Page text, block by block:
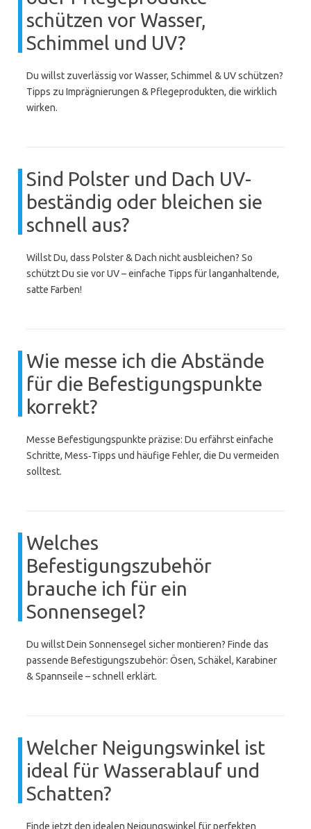
schützen vor Wasser,
Schimmel und UV?
Du willst zuverlässig vor Wasser, Schimmel & UV schützen?
Tipps zu Imprägnierungen & Pflegeprodukten, die wirklich
wirken.
Sind Polster und Dach UV-
beständig oder bleichen sie
schnell aus?
Willst Du, dass Polster & Dach nicht ausbleichen? So
schützt Du sie vor UV – einfache Tipps für langanhaltende,
satte Farben!
Wie messe ich die Abstände
für die Befestigungspunkte
korrekt?
Messe Befestigungspunkte präzise: Du erfährst einfache
Schritte, Mess‑Tipps und häufige Fehler, die Du vermeiden
solltest.
Welches
Befestigungszubehör
brauche ich für ein
Sonnensegel?
Du willst Dein Sonnensegel sicher montieren? Finde das
passende Befestigungszubehör: Ösen, Schäkel, Karabiner
& Spannseile – schnell erklärt.
Welcher Neigungswinkel ist
ideal für Wasserablauf und
Schatten?
Finde jetzt den idealen Neigungswinkel für perfekten